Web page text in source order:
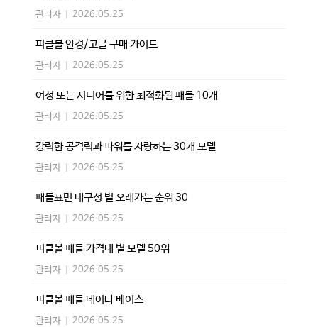
관리자 2026.05.25
피클볼 안경/고글 구매 가이드
관리자 2026.05.25
여성 또는 시니어를 위한 최적화된 패들 10개
관리자 2026.05.25
강력한 공격력과 파워를 자랑하는 30개 모델
관리자 2026.05.25
패들표면 내구성 별 오래가는 순위 30
관리자 2026.05.25
피클볼 패들 가격대 별 모델 50위
관리자 2026.05.25
피클볼 패들 데이타 베이스
관리자 2026.05.25